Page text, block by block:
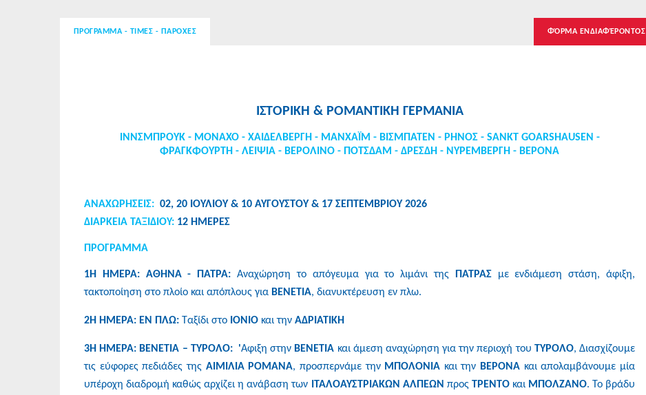
ΠΡΟΓΡΑΜΜΑ - ΤΙΜΕΣ - ΠΑΡΟΧΕΣ ΦΌΡΜΑ ΕΝΔΙΑΦΈΡΟΝΤΟΣ
ΙΣΤΟΡΙΚΗ & ΡΟΜΑΝΤΙΚΗ ΓΕΡΜΑΝΙΑ
ΙΝΝΣΜΠΡΟΥΚ - ΜΟΝΑΧΟ - ΧΑΙΔΕΛΒΕΡΓΗ - ΜΑΝΧΑΪΜ - ΒΙΣΜΠΑΤΕΝ - ΡΗΝΟΣ - SΑΝΚΤ GOARSHAUSEN -
ΦΡΑΓΚΦΟΥΡΤΗ - ΛΕΙΨΙΑ - ΒΕΡΟΛΙΝΟ - ΠΟΤΣΔΑΜ - ΔΡΕΣΔΗ - ΝΥΡΕΜΒΕΡΓΗ - ΒΕΡΟΝΑ
ΑΝΑΧΩΡΗΣEIΣ: 02, 20 ΙΟΥΛΙΟΥ & 10 ΑΥΓΟΥΣΤΟΥ & 17 ΣΕΠΤΕΜΒΡΙΟΥ 2026
ΔΙΑΡΚΕΙΑ ΤΑΞΙΔΙΟΥ: 12 ΗΜΕΡΕΣ
ΠΡΟΓΡΑΜΜΑ
1Η ΗΜΕΡΑ: ΑΘΗΝΑ - ΠΑΤΡΑ: Αναχώρηση το απόγευμα για το λιμάνι της ΠΑΤΡΑΣμε ενδιάμεση στάση, άφιξη,
τακτοποίηση στο πλοίο και απόπλους για ΒΕΝΕΤΙΑ, διανυκτέρευση εν πλω.
2Η ΗΜΕΡΑ: ΕΝ ΠΛΩ: Ταξίδι στο ΙΟΝΙΟ και την ΑΔΡΙΑΤΙΚΗ
3Η ΗΜΕΡΑ: ΒΕΝΕΤΙΑ – TYΡΟΛΟ: 'Αφιξη στην ΒΕΝΕΤΙΑ και άμεση αναχώρηση για την περιοχή του ΤΥΡΟΛΟ, Διασχίζουμε
τις εύφορες πεδιάδες της ΑΙΜΙΛΙΑ ΡΟΜΑΝΑ, προσπερνάμε την ΜΠΟΛΟΝΙΑ και την ΒΕΡΟΝΑ και απολαμβάνουμε μία
υπέροχη διαδρομή καθώς αρχίζει η ανάβαση των ΙΤΑΛΟΑΥΣΤΡΙΑΚΩΝ ΑΛΠΕΩΝ προς ΤΡΕΝΤΟκαι ΜΠΟΛΖΑΝΟ. Το βράδυ